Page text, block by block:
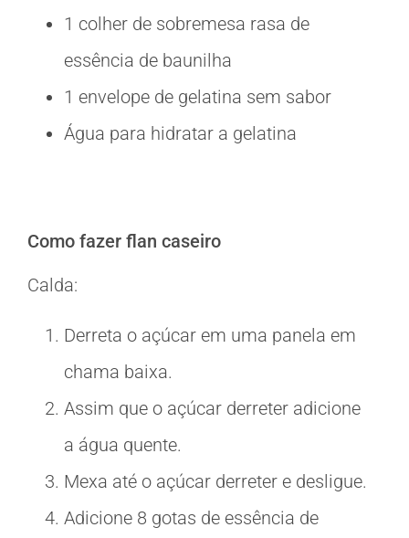
1 colher de sobremesa rasa de
essência de baunilha
1 envelope de gelatina sem sabor
Água para hidratar a gelatina
Como fazer flan caseiro
Calda:
Derreta o açúcar em uma panela em
chama baixa.
Assim que o açúcar derreter adicione
a água quente.
Mexa até o açúcar derreter e desligue.
Adicione 8 gotas de essência de